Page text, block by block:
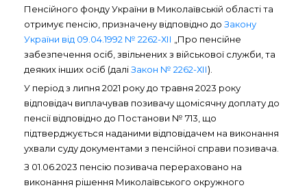
Пенсійного фонду України в Миколаївській області та
отримує пенсію, призначену відповідно до Закону
України від 09.04.1992 № 2262-ХІІ
„Про пенсійне
забезпечення осіб, звільнених з військової служби, та
деяких інших осіб (даліЗакон № 2262-ХІІ).
У період з липня 2021 року до травня 2023 року
відповідач виплачував позивачу щомісячну доплату до
пенсії відповідно до Постанови № 713, що
підтверджується наданими відповідачем на виконання
ухвали суду документами з пенсійної справи позивача.
З 01.06.2023 пенсію позивача перераховано на
виконання рішення Миколаївського окружного